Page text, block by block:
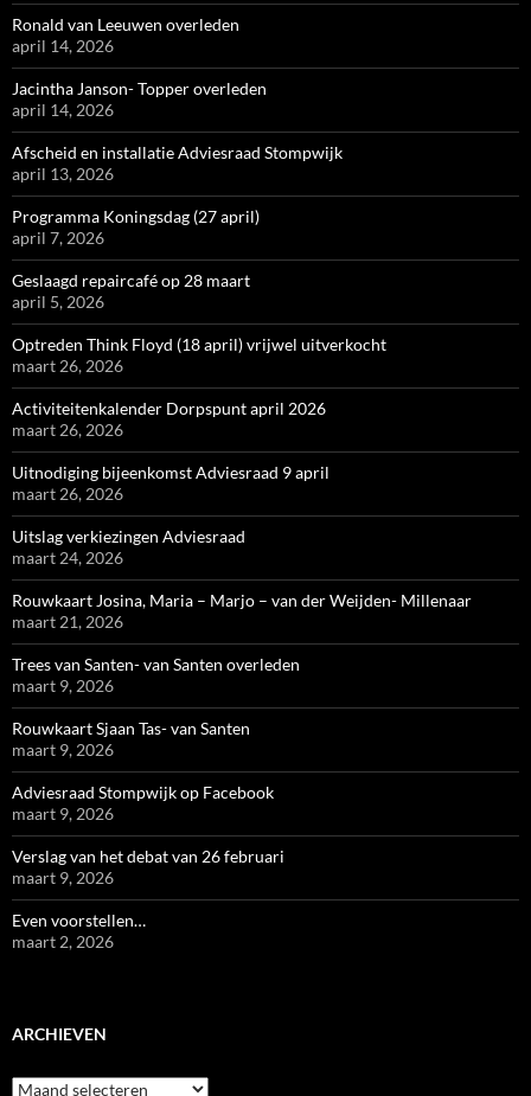
Ronald van Leeuwen overleden
april 14, 2026
Jacintha Janson- Topper overleden
april 14, 2026
Afscheid en installatie Adviesraad Stompwijk
april 13, 2026
Programma Koningsdag (27 april)
april 7, 2026
Geslaagd repaircafé op 28 maart
april 5, 2026
Optreden Think Floyd (18 april) vrijwel uitverkocht
maart 26, 2026
Activiteitenkalender Dorpspunt april 2026
maart 26, 2026
Uitnodiging bijeenkomst Adviesraad 9 april
maart 26, 2026
Uitslag verkiezingen Adviesraad
maart 24, 2026
Rouwkaart Josina, Maria – Marjo – van der Weijden- Millenaar
maart 21, 2026
Trees van Santen- van Santen overleden
maart 9, 2026
Rouwkaart Sjaan Tas- van Santen
maart 9, 2026
Adviesraad Stompwijk op Facebook
maart 9, 2026
Verslag van het debat van 26 februari
maart 9, 2026
Even voorstellen…
maart 2, 2026
ARCHIEVEN
Archieven